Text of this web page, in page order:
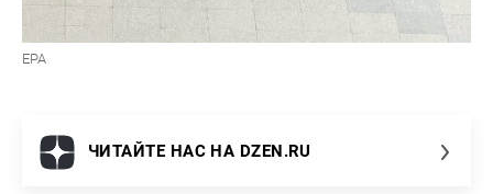
EPA
ЧИТАЙТЕ НАС НА DZEN.RU